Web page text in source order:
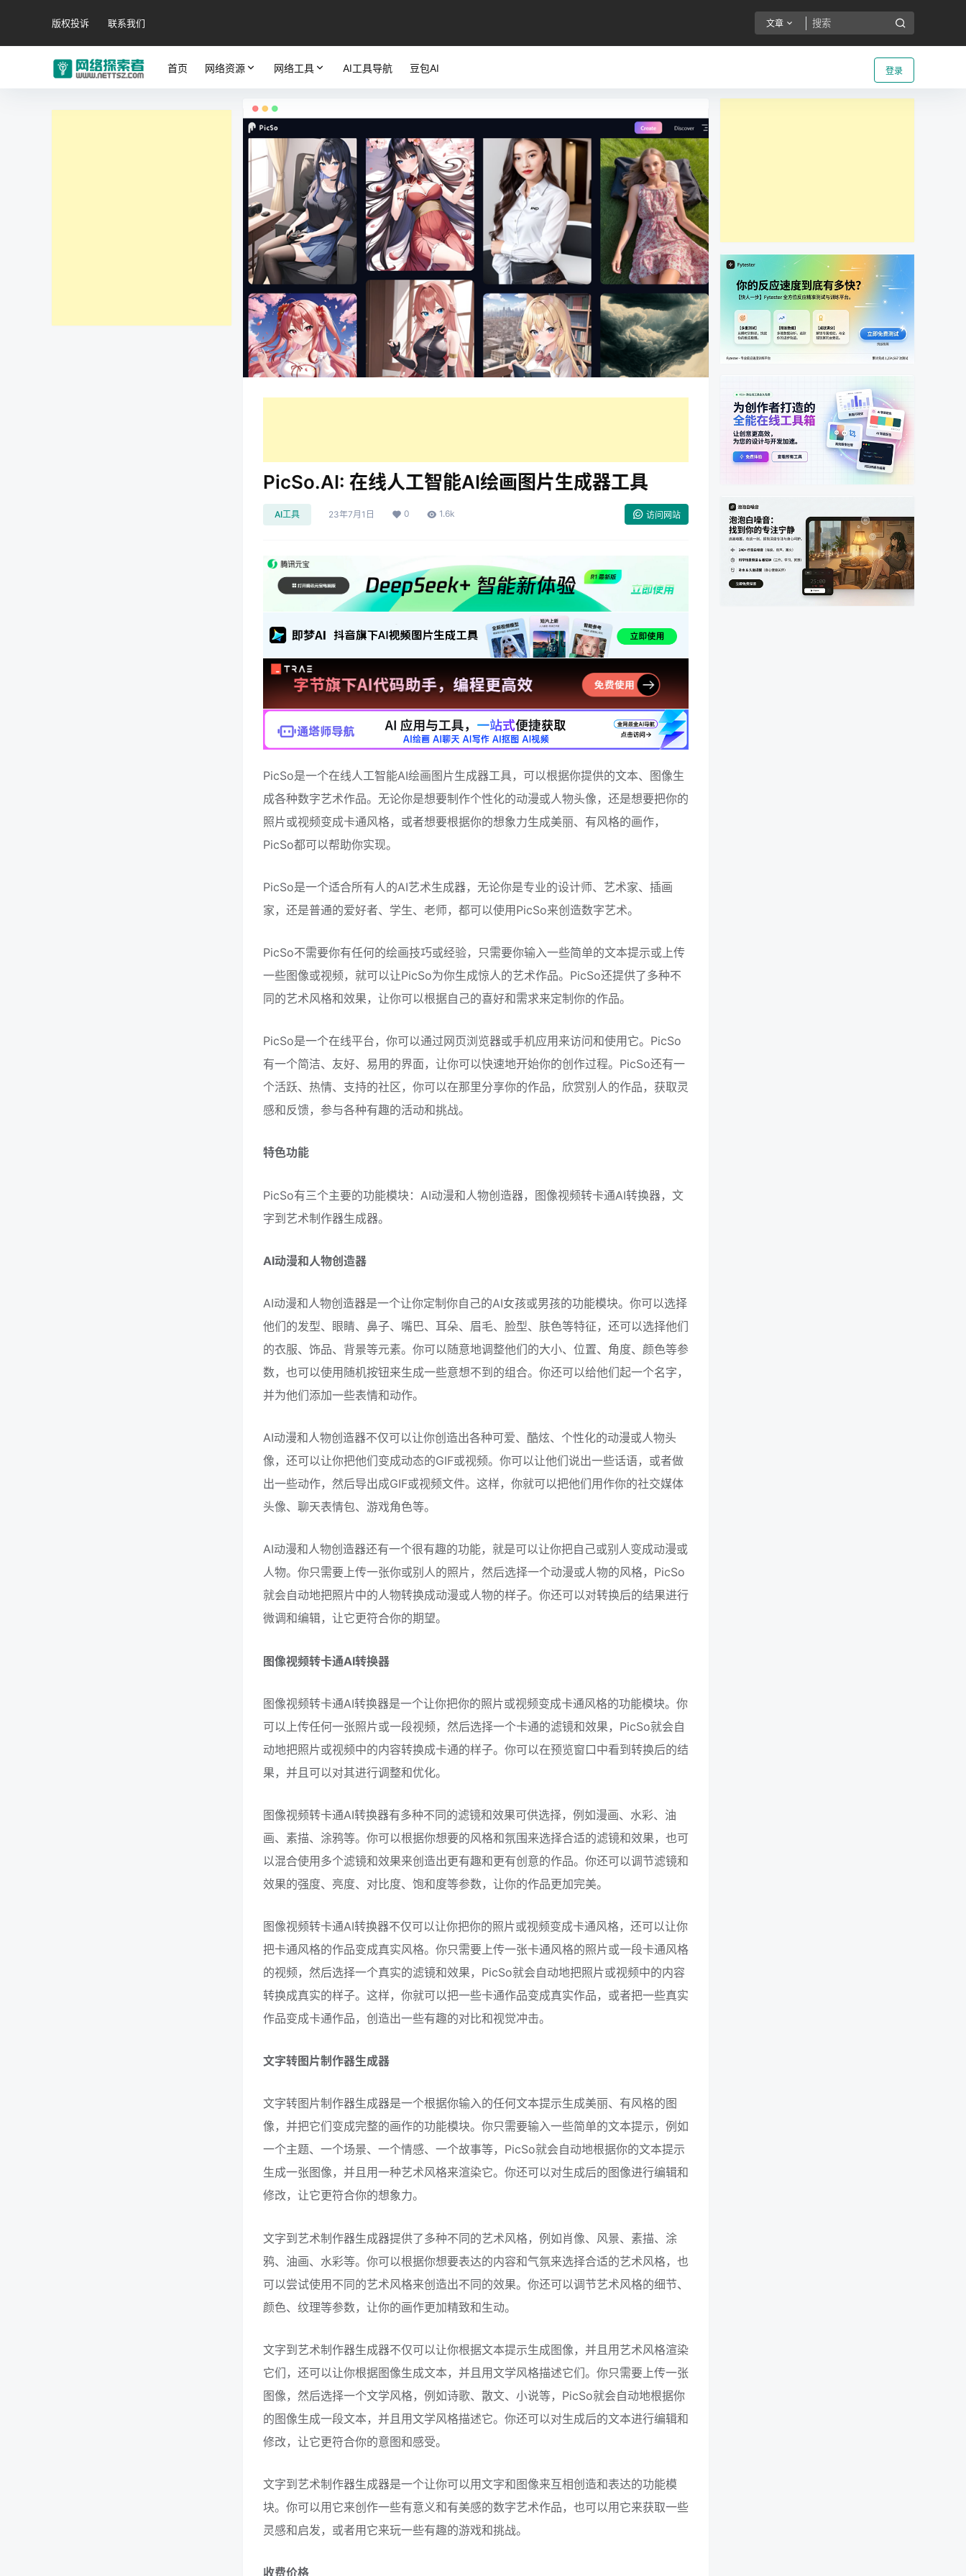
版权投诉 联系我们 文章
登录
首页 网络资源 网络工具 AI工具导航 豆包AI
PicSo.AI: 在线人工智能AI绘画图片生成器工具
AI工具 23年7月1日 0 1.6k 访问网站
PicSo是一个在线人工智能AI绘画图片生成器工具，可以根据你提供的文本、图像生
成各种数字艺术作品。无论你是想要制作个性化的动漫或人物头像，还是想要把你的
照片或视频变成卡通风格，或者想要根据你的想象力生成美丽、有风格的画作，
PicSo都可以帮助你实现。
PicSo是一个适合所有人的AI艺术生成器，无论你是专业的设计师、艺术家、插画
家，还是普通的爱好者、学生、老师，都可以使用PicSo来创造数字艺术。
PicSo不需要你有任何的绘画技巧或经验，只需要你输入一些简单的文本提示或上传
一些图像或视频，就可以让PicSo为你生成惊人的艺术作品。PicSo还提供了多种不
同的艺术风格和效果，让你可以根据自己的喜好和需求来定制你的作品。
PicSo是一个在线平台，你可以通过网页浏览器或手机应用来访问和使用它。PicSo
有一个简洁、友好、易用的界面，让你可以快速地开始你的创作过程。PicSo还有一
个活跃、热情、支持的社区，你可以在那里分享你的作品，欣赏别人的作品，获取灵
感和反馈，参与各种有趣的活动和挑战。
特色功能
PicSo有三个主要的功能模块：AI动漫和人物创造器，图像视频转卡通AI转换器，文
字到艺术制作器生成器。
AI动漫和人物创造器
AI动漫和人物创造器是一个让你定制你自己的AI女孩或男孩的功能模块。你可以选择
他们的发型、眼睛、鼻子、嘴巴、耳朵、眉毛、脸型、肤色等特征，还可以选择他们
的衣服、饰品、背景等元素。你可以随意地调整他们的大小、位置、角度、颜色等参
数，也可以使用随机按钮来生成一些意想不到的组合。你还可以给他们起一个名字，
并为他们添加一些表情和动作。
AI动漫和人物创造器不仅可以让你创造出各种可爱、酷炫、个性化的动漫或人物头
像，还可以让你把他们变成动态的GIF或视频。你可以让他们说出一些话语，或者做
出一些动作，然后导出成GIF或视频文件。这样，你就可以把他们用作你的社交媒体
头像、聊天表情包、游戏角色等。
AI动漫和人物创造器还有一个很有趣的功能，就是可以让你把自己或别人变成动漫或
人物。你只需要上传一张你或别人的照片，然后选择一个动漫或人物的风格，PicSo
就会自动地把照片中的人物转换成动漫或人物的样子。你还可以对转换后的结果进行
微调和编辑，让它更符合你的期望。
图像视频转卡通AI转换器
图像视频转卡通AI转换器是一个让你把你的照片或视频变成卡通风格的功能模块。你
可以上传任何一张照片或一段视频，然后选择一个卡通的滤镜和效果，PicSo就会自
动地把照片或视频中的内容转换成卡通的样子。你可以在预览窗口中看到转换后的结
果，并且可以对其进行调整和优化。
图像视频转卡通AI转换器有多种不同的滤镜和效果可供选择，例如漫画、水彩、油
画、素描、涂鸦等。你可以根据你想要的风格和氛围来选择合适的滤镜和效果，也可
以混合使用多个滤镜和效果来创造出更有趣和更有创意的作品。你还可以调节滤镜和
效果的强度、亮度、对比度、饱和度等参数，让你的作品更加完美。
图像视频转卡通AI转换器不仅可以让你把你的照片或视频变成卡通风格，还可以让你
把卡通风格的作品变成真实风格。你只需要上传一张卡通风格的照片或一段卡通风格
的视频，然后选择一个真实的滤镜和效果，PicSo就会自动地把照片或视频中的内容
转换成真实的样子。这样，你就可以把一些卡通作品变成真实作品，或者把一些真实
作品变成卡通作品，创造出一些有趣的对比和视觉冲击。
文字转图片制作器生成器
文字转图片制作器生成器是一个根据你输入的任何文本提示生成美丽、有风格的图
像，并把它们变成完整的画作的功能模块。你只需要输入一些简单的文本提示，例如
一个主题、一个场景、一个情感、一个故事等，PicSo就会自动地根据你的文本提示
生成一张图像，并且用一种艺术风格来渲染它。你还可以对生成后的图像进行编辑和
修改，让它更符合你的想象力。
文字到艺术制作器生成器提供了多种不同的艺术风格，例如肖像、风景、素描、涂
鸦、油画、水彩等。你可以根据你想要表达的内容和气氛来选择合适的艺术风格，也
可以尝试使用不同的艺术风格来创造出不同的效果。你还可以调节艺术风格的细节、
颜色、纹理等参数，让你的画作更加精致和生动。
文字到艺术制作器生成器不仅可以让你根据文本提示生成图像，并且用艺术风格渲染
它们，还可以让你根据图像生成文本，并且用文学风格描述它们。你只需要上传一张
图像，然后选择一个文学风格，例如诗歌、散文、小说等，PicSo就会自动地根据你
的图像生成一段文本，并且用文学风格描述它。你还可以对生成后的文本进行编辑和
修改，让它更符合你的意图和感受。
文字到艺术制作器生成器是一个让你可以用文字和图像来互相创造和表达的功能模
块。你可以用它来创作一些有意义和有美感的数字艺术作品，也可以用它来获取一些
灵感和启发，或者用它来玩一些有趣的游戏和挑战。
收费价格